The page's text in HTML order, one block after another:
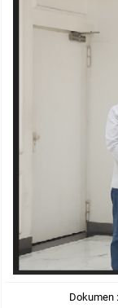
Dokumen